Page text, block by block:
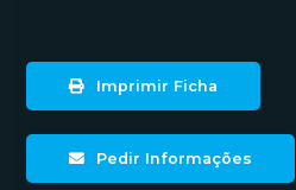
Imprimir Ficha
Pedir Informações